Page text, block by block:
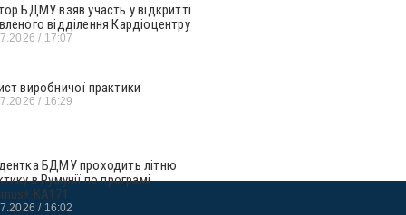
БДМУ взяв участь у відкритті
відділення Кардіоцентру
17:07
виробничої практики
16:29
БДМУ проходить літню
в Румунії по програмі
KA171
16:02